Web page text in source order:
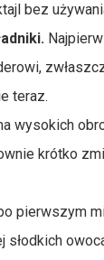
bez
teraz.
wysokich
krótko
pierwszym